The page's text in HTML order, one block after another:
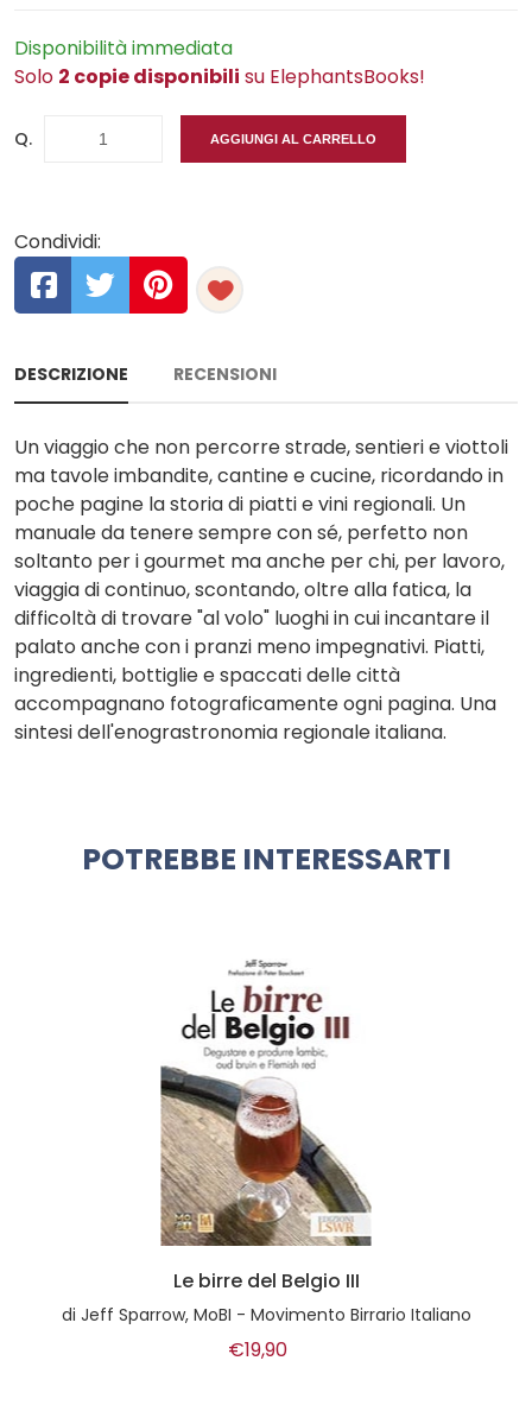
Disponibilità immediata
Solo 2 copie disponibili su ElephantsBooks!
Q. AGGIUNGI AL CARRELLO
Condividi:
DESCRIZIONE RECENSIONI
Un viaggio che non percorre strade, sentieri e viottoli
ma tavole imbandite, cantine e cucine, ricordando in
poche pagine la storia di piatti e vini regionali. Un
manuale da tenere sempre con sé, perfetto non
soltanto per i gourmet ma anche per chi, per lavoro,
viaggia di continuo, scontando, oltre alla fatica, la
difficoltà di trovare "al volo" luoghi in cui incantare il
palato anche con i pranzi meno impegnativi. Piatti,
ingredienti, bottiglie e spaccati delle città
accompagnano fotograficamente ogni pagina. Una
sintesi dell'enograstronomia regionale italiana.
POTREBBE INTERESSARTI
Le birre del Belgio III
di Jeff Sparrow, MoBI - Movimento Birrario Italiano
€19,90